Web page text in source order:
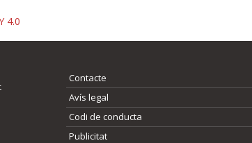
4.0
Contacte
Avís legal
Codi de conducta
Publicitat